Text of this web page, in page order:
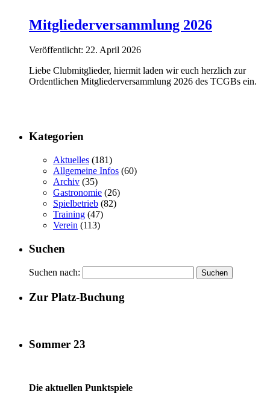
Mitgliederversammlung 2026
Veröffentlicht: 22. April 2026
Liebe Clubmitglieder, hiermit laden wir euch herzlich zur
Ordentlichen Mitgliederversammlung 2026 des TCGBs ein.
Kategorien
Aktuelles (181)
Allgemeine Infos (60)
Archiv (35)
Gastronomie (26)
Spielbetrieb (82)
Training (47)
Verein (113)
Suchen
Suchen nach:
Zur Platz-Buchung
Sommer 23
Die aktuellen Punktspiele